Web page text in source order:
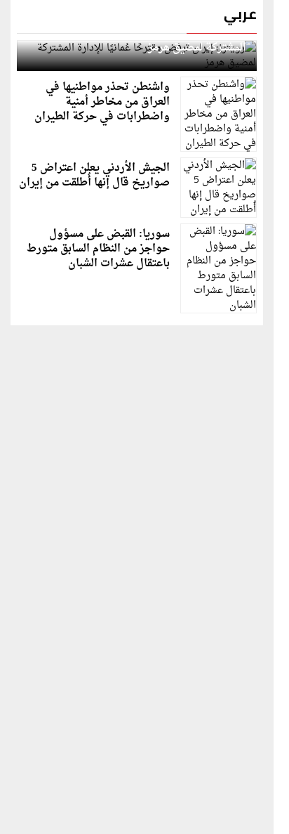
عربي
رويترز: إيران ترفض مقترحًا عُمانيًا للإدارة
المشتركة لمضيق هرمز
واشنطن تحذر مواطنيها في
العراق من مخاطر أمنية
واضطرابات في حركة الطيران
الجيش الأردني يعلن اعتراض 5
صواريخ قال إنها أُطلقت من إيران
سوريا: القبض على مسؤول
حواجز من النظام السابق متورط
باعتقال عشرات الشبان